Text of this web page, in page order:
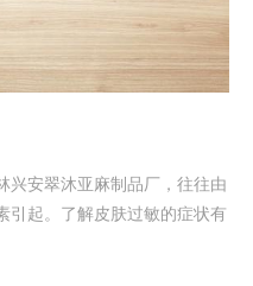
兴安翠沐亚麻制品厂，往往由
引起。了解皮肤过敏的症状有